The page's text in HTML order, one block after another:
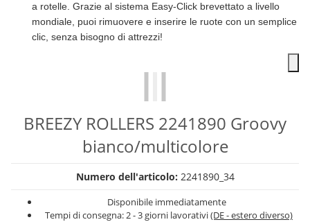
a rotelle. Grazie al sistema Easy-Click brevettato a livello
mondiale, puoi rimuovere e inserire le ruote con un semplice
clic, senza bisogno di attrezzi!
BREEZY ROLLERS 2241890 Groovy
bianco/multicolore
Numero dell'articolo: 2241890_34
Disponibile immediatamente
Tempi di consegna:2 - 3 giorni lavorativi(DE - estero diverso)